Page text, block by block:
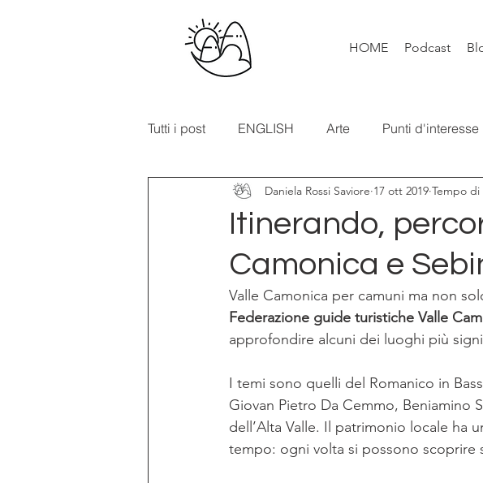
HOME Podcast
Tutti i post ENGLISH Arte Punti d'interesse
Cibo e vino Turismo Leggende Santi
In primo piano Mostre
Itinerando,
Camonica e
Daniela Rossi Saviore 17 ott 2019 Tempo
Valle Camonica per camuni ma non
Federazione guide turistiche Valle
approfondire alcuni dei luoghi più
I temi sono quelli del Romanico in
Giovan Pietro Da Cemmo, Beniamino
dell’Alta Valle. Il patrimonio locale ha
tempo: ogni volta si possono scoprire